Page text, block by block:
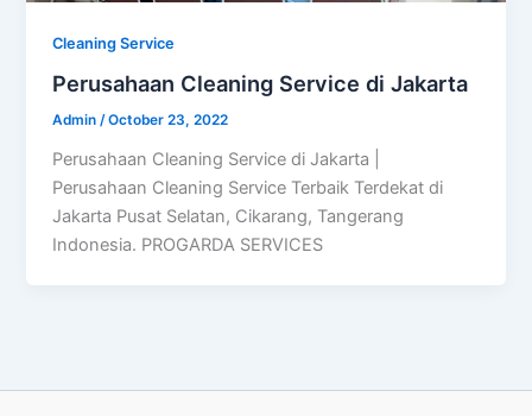
Cleaning Service
Perusahaan Cleaning Service di Jakarta
Admin/October 23, 2022
Perusahaan Cleaning Service di Jakarta |
Perusahaan Cleaning Service Terbaik Terdekat di
Jakarta Pusat Selatan, Cikarang, Tangerang
Indonesia. PROGARDA SERVICES